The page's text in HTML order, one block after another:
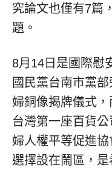
究論文也僅有7篇
題。
8月14日是國際慰
國民黨台南巿黨
婦銅像揭牌儀式
台灣第一座百貨
婦人權平等促進
選擇設在鬧區，